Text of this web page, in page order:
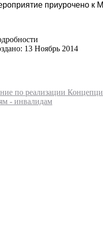
приурочено к
13 Ноябрь 2014
по реализации
- инвалидам